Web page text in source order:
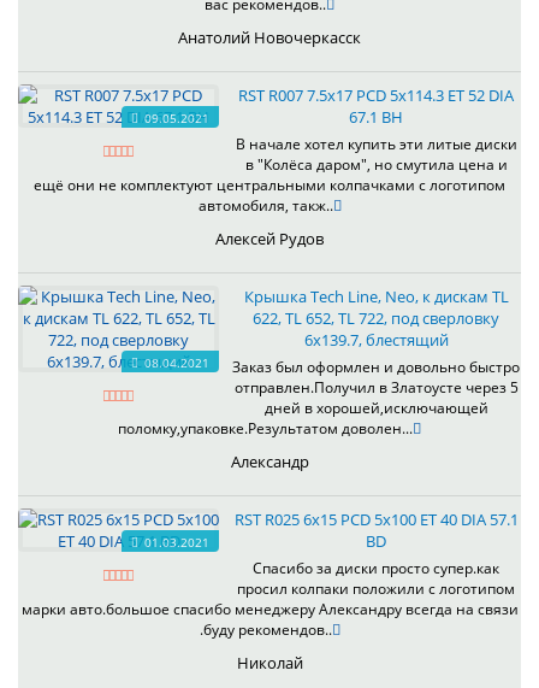
вас рекомендов..
Анатолий Новочеркасск
09.05.2021
RST R007 7.5x17 PCD 5x114.3 ET 52 DIA
67.1 BH
В начале хотел купить эти литые диски
в "Колёса даром", но смутила цена и
ещё они не комплектуют центральными колпачками с логотипом
автомобиля, такж..
Алексей Рудов
08.04.2021
Крышка Tech Line, Neo, к дискам TL
622, TL 652, TL 722, под сверловку
6х139.7, блестящий
Заказ был оформлен и довольно быстро
отправлен.Получил в Златоусте через 5
дней в хорошей,исключающей
поломку,упаковке.Результатом доволен...
Александр
01.03.2021
RST R025 6x15 PCD 5x100 ET 40 DIA 57.1
BD
Спасибо за диски просто супер.как
просил колпаки положили с логотипом
марки авто.большое спасибо менеджеру Александру всегда на связи
.буду рекомендов..
Николай